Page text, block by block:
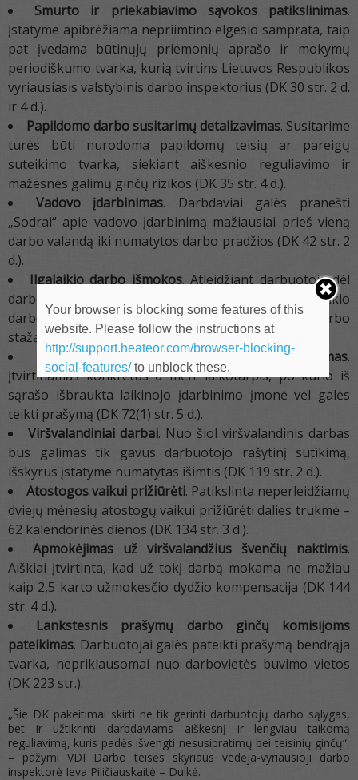
Smurto ir priekabiavimo sąvokos patikslinimas.
Įstatyme apibrėžiama nepriimtino elgesio samprata, taip
pat įvedama būtinųjų priemonių aprašo ir mokymų
periodiškumo tvarka, kurią tvirtins Lietuvos Respublikos
vyriausiasis valstybinis darbo inspektorius (DK 30 str. 2 d.
ir 4 d.).
Papildomo darbo susitarimų detalizavimas. Susitarime
turės būti nurodoma papildomų teisių ar pareigų
suteikimo tvarka, siekiant aiškesnio reguliavimo ir
mažesnės galimų ginčų rizikos (DK 35 str. 4 d.).
Vadovo įdarbinimas. Darbdaviai galės pranešti
„Sodrai“ apie vadovo įdarbinimą mažiausiai prieš vieną
darbo valandą iki numatytos darbo pradžios (DK 42 str. 2
d.).
Ilgalaikio darbo išmokos. Atleidžiant darbuotoją dėl
darbdavio bankroto, numatoma galimybė gauti ilgalaikio
darbo išmoką, atsižvelgiant į nepertraukiamą darbo
stažą (DK 62 str. 5 d.).
Laikinosios įdarbinimo įmonės reguliavimas.
Įtvirtinamas konkretus 6 mėn. laikotarpis, po kurio iš
sąrašo išbraukta laikinojo įdarbinimo įmonė vėl galės
teikti prašymą (DK 72(1) str. 5 d.).
Viršvalandiniai darbai. Nuo šiol viršvalandinis darbas
bus galimas tik gavus darbuotojo rašytinį sutikimą,
išskyrus įstatyme numatytas išimtis (DK 119 str. 2 d.).
Atostogos vaikui prižiūrėti. Patikslinta neperleidžiamų
dviejų mėnesių atostogų vaikui prižiūrėti dalies trukmė –
62 kalendorinės dienos (DK 134 str. 3 d.).
Apmokėjimas už viršvalandžius švenčių naktimis.
Aiškiai įtvirtinta, kad už tokį darbą mokama ne mažiau
kaip 2,5 karto užmokesčio dydžio kompensacija (DK 144
str. 4 d.).
Lankstesnis prašymų darbo ginčų komisijoms
pateikimas. Darbuotojai galės pateikti prašymą bendrąja
tvarka, nepriklausomai nuo darbovietės buvimo vietos
(DK 223 str.).
„Šie DK pakeitimai skirti ne tik gerinti darbuotojų darbo sąlygas,
bet ir užtikrinti darbdaviams aiškesnį ir lengviau taikomą
reguliavimą, kuris padės išvengti nesusipratimų bei teisinių ginčų“,
– pažymi VDI Darbo teisės skyriaus vedėja-vyriausioji darbo
inspektorė Ieva Piličiauskaitė – Dulkė.
Your browser is blocking some features of this
website. Please follow the instructions at
http://support.heateor.com/browser-blocking-
social-features/to unblock these.